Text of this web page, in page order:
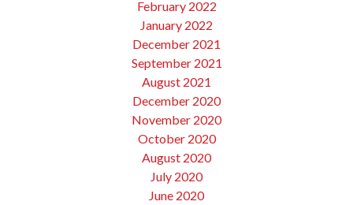
February 2022
January 2022
December 2021
September 2021
August 2021
December 2020
November 2020
October 2020
August 2020
July 2020
June 2020